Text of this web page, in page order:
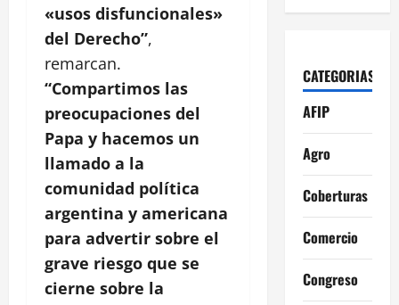
«usos disfuncionales»
del Derecho”,
remarcan.
“Compartimos las
preocupaciones del
Papa y hacemos un
llamado a la
comunidad política
argentina y americana
para advertir sobre el
grave riesgo que se
cierne sobre la
CATEGORIAS
AFIP
Agro
Coberturas
Comercio
Congreso